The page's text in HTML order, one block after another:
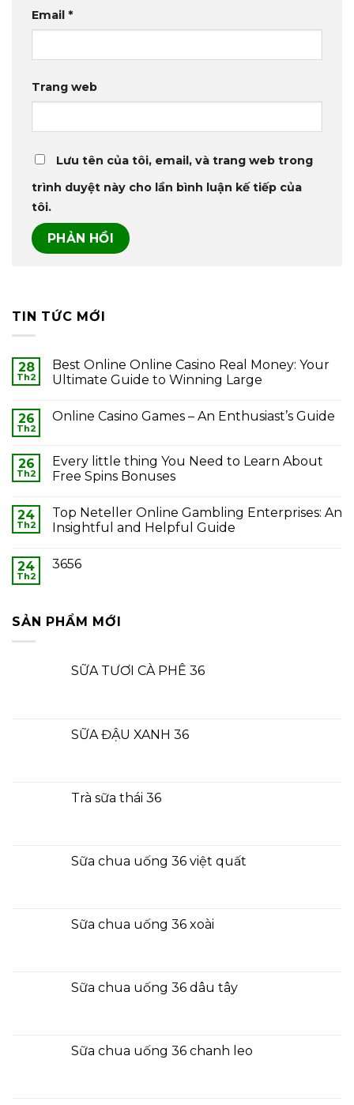
Email *
Trang web
Lưu tên của tôi, email, và trang web trong
trình duyệt này cho lần bình luận kế tiếp của
tôi.
TIN TỨC MỚI
28
Th2
Best Online Online Casino Real Money: Your
Ultimate Guide to Winning Large
26
Th2
Online Casino Games – An Enthusiast’s Guide
26
Th2
Every little thing You Need to Learn About
Free Spins Bonuses
24
Th2
Top Neteller Online Gambling Enterprises: An
Insightful and Helpful Guide
24
Th2
3656
SẢN PHẨM MỚI
SỮA TƯƠI CÀ PHÊ 36
SỮA ĐẬU XANH 36
Trà sữa thái 36
Sữa chua uống 36 việt quất
Sữa chua uống 36 xoài
Sữa chua uống 36 dâu tây
Sữa chua uống 36 chanh leo